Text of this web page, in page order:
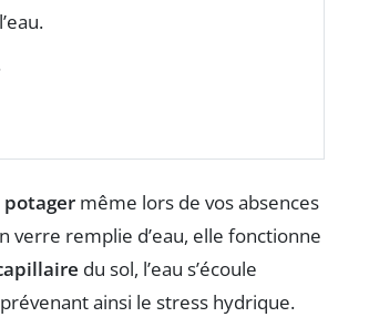
potager même lors de vos absences
verre remplie d’eau, elle fonctionne
du sol, l’eau s’écoule
ainsi le stress hydrique.